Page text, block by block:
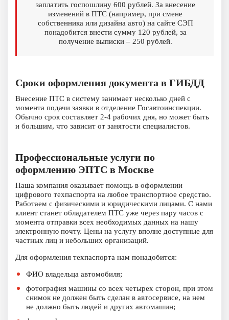
заплатить госпошлину 600 рублей. За внесение
изменений в ПТС (например, при смене
собственника или дизайна авто) на сайте СЭП
понадобится внести сумму 120 рублей, за
получение выписки – 250 рублей.
Сроки оформления документа в ГИБДД
Внесение ПТС в систему занимает несколько дней с
момента подачи заявки в отделение Госавтоинспекции.
Обычно срок составляет 2-4 рабочих дня, но может быть
и большим, что зависит от занятости специалистов.
Профессиональные услуги по
оформлению ЭПТС в Москве
Наша компания оказывает помощь в оформлении
цифрового техпаспорта на любое транспортное средство.
Работаем с физическими и юридическими лицами. С нами
клиент станет обладателем ПТС уже через пару часов с
момента отправки всех необходимых данных на нашу
электронную почту. Цены на услугу вполне доступные для
частных лиц и небольших организаций.
Для оформления техпаспорта нам понадобится:
ФИО владельца автомобиля;
фотография машины со всех четырех сторон, при этом
снимок не должен быть сделан в автосервисе, на нем
не должно быть людей и других автомашин;